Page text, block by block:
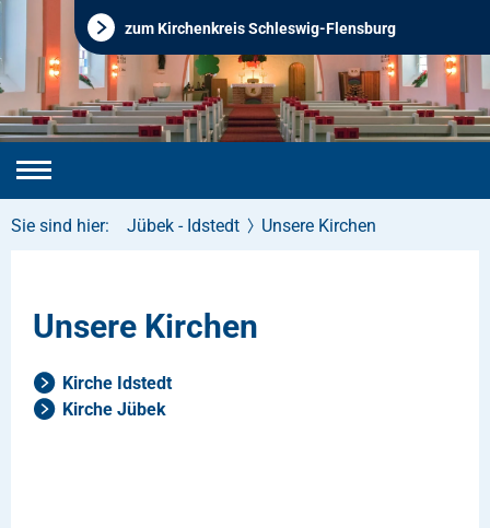
zum Kirchenkreis Schleswig-Flensburg
Sie sind hier: Jübek - Idstedt Unsere Kirchen
Unsere Kirchen
Kirche Idstedt
Kirche Jübek